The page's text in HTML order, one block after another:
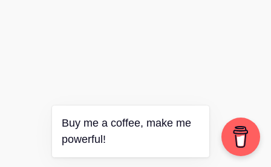
Buy me a coffee, make me
powerful!